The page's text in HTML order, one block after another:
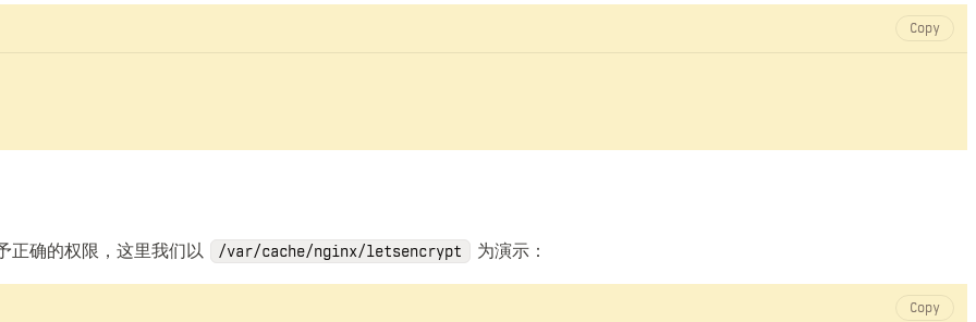
Copy
正确的权限，这里我们以 /var/cache/nginx/letsencrypt 为演示：
Copy